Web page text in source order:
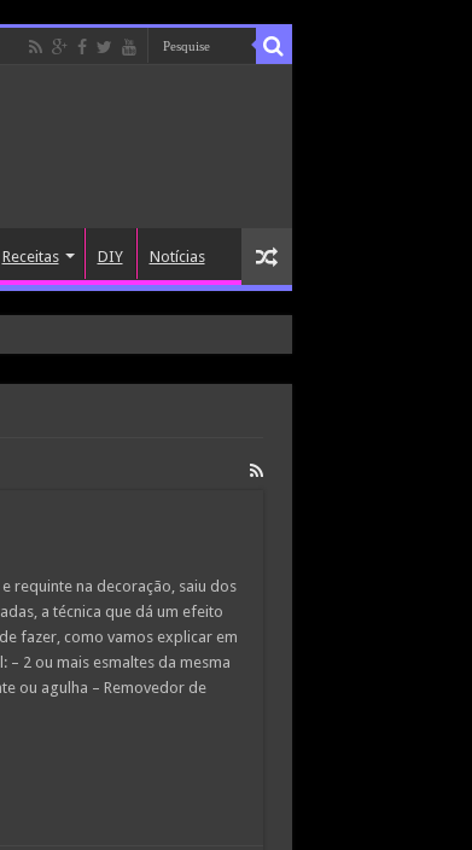
Receitas DIY Notícias
requinte na decoração, saiu dos
a técnica que dá um efeito
fazer, como vamos explicar em
2 ou mais esmaltes da mesma
ou agulha – Removedor de